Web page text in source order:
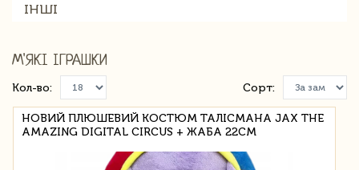
ІНШІ
М'ЯКІ ІГРАШКИ
Кол-во: Сорт:
НОВИЙ ПЛЮШЕВИЙ КОСТЮМ ТАЛІСМАНА JAX THE
AMAZING DIGITAL CIRCUS + ЖАБА 22СМ